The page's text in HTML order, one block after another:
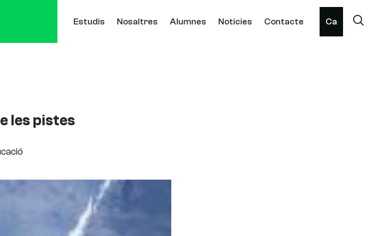
Estudis Nosaltres Alumnes Noticies Contacte Ca
les pistes